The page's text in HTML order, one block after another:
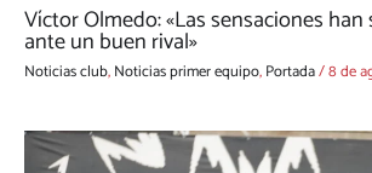
Víctor Olmedo: «Las sensaciones
ante un buen rival»
Noticias club,Noticias primer equipo,Portada/8 de